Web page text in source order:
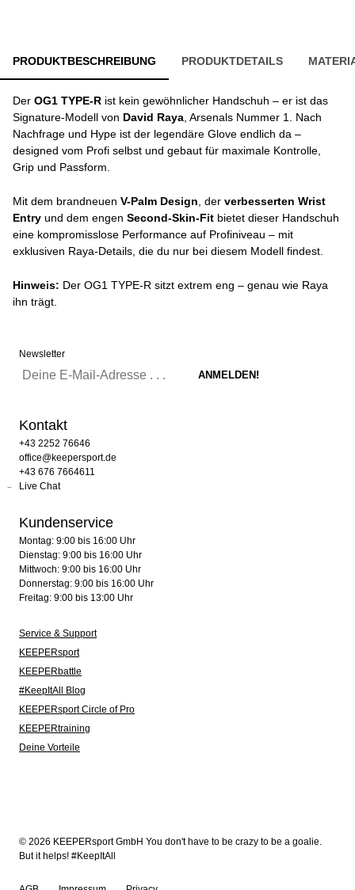
PRODUKTBESCHREIBUNG PRODUKTDETAILS
Der OG1 TYPE-R ist kein gewöhnlicher Handschuh – er ist das
Signature-Modell von David Raya , Arsenals Nummer 1. Nach
Nachfrage und Hype ist der legendäre Glove endlich da –
designed vom Profi selbst und gebaut für maximale Kontrolle,
Grip und Passform.
Mit dem brandneuen V-Palm Design , der verbesserten Wrist
Entry und dem engen Second-Skin-Fit bietet dieser Handschuh
eine kompromisslose Performance auf Profiniveau – mit
exklusiven Raya-Details, die du nur bei diesem Modell findest.
Hinweis: Der OG1 TYPE-R sitzt extrem eng – genau wie Raya
ihn trägt.
Newsletter
Kontakt
+43 2252 76646
office@keepersport.de
+43 676 7664611
Live Chat
Kundenservice
Montag: 9:00 bis 16:00 Uhr
Dienstag: 9:00 bis 16:00 Uhr
Mittwoch: 9:00 bis 16:00 Uhr
Donnerstag: 9:00 bis 16:00 Uhr
Freitag: 9:00 bis 13:00 Uhr
Service & Support
KEEPERsport
KEEPERbattle
#KeepItAll Blog
KEEPERsport Circle of Pro
KEEPERtraining
Deine Vorteile
© 2026 KEEPERsport GmbH You don't have to be crazy to be a goalie.
But it helps! #KeepItAll